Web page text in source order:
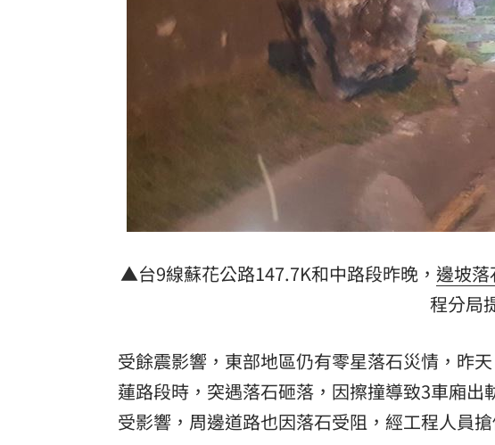
獨／單親雙寶爸「送貨撞死人」 法官開恩 14:18
蔣萬安4年前嗆陳時中！網瘋朝聖舊文開酸 14:17
史上三人高分平手 評審直呼：真的太難評 14:16
竊電24元法官未追討 檢卻為64元電費上訴
失智公公偷超商 陳明真崩潰報警親立遺囑
台灣彩券開獎直播中
LIVE三立+24小時直播 15:27
商場戰國來臨 台中「頂奢大道」逐漸成形 12:00
台彩父親節推新刮刮樂千萬頭獎超「爸」氣 12:00
「拍片人的多重宇宙」職涯論壇9/12登場！ 10:30
▲台9線蘇花公路147.7K和中路段昨晚， 邊坡落
程分局
受餘震影響，東部地區仍有零星落石災情，昨
蓮路段時，突遇落石砸落，因擦撞導致3車廂
受影響，周邊道路也因落石受阻，經工程人員